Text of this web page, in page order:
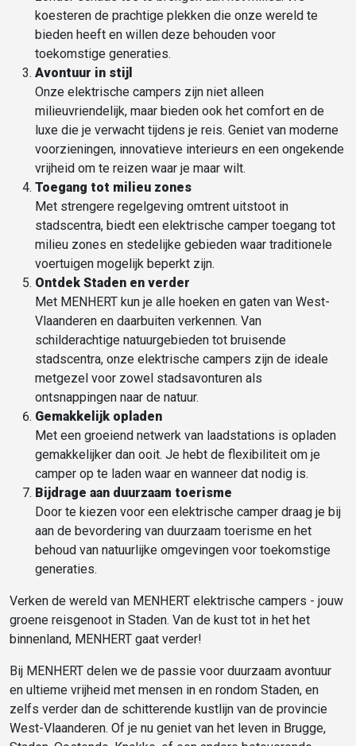
koesteren de prachtige plekken die onze wereld te
bieden heeft en willen deze behouden voor
toekomstige generaties.
Avontuur in stijl
Onze elektrische campers zijn niet alleen
milieuvriendelijk, maar bieden ook het comfort en de
luxe die je verwacht tijdens je reis. Geniet van moderne
voorzieningen, innovatieve interieurs en een ongekende
vrijheid om te reizen waar je maar wilt.
Toegang tot milieu zones
Met strengere regelgeving omtrent uitstoot in
stadscentra, biedt een elektrische camper toegang tot
milieu zones en stedelijke gebieden waar traditionele
voertuigen mogelijk beperkt zijn.
Ontdek Staden en verder
Met MENHERT kun je alle hoeken en gaten van West-
Vlaanderen en daarbuiten verkennen. Van
schilderachtige natuurgebieden tot bruisende
stadscentra, onze elektrische campers zijn de ideale
metgezel voor zowel stadsavonturen als
ontsnappingen naar de natuur.
Gemakkelijk opladen
Met een groeiend netwerk van laadstations is opladen
gemakkelijker dan ooit. Je hebt de flexibiliteit om je
camper op te laden waar en wanneer dat nodig is.
Bijdrage aan duurzaam toerisme
Door te kiezen voor een elektrische camper draag je bij
aan de bevordering van duurzaam toerisme en het
behoud van natuurlijke omgevingen voor toekomstige
generaties.
Verken de wereld van MENHERT elektrische campers - jouw
groene reisgenoot in Staden. Van de kust tot in het het
binnenland, MENHERT gaat verder!
Bij MENHERT delen we de passie voor duurzaam avontuur
en ultieme vrijheid met mensen in en rondom Staden, en
zelfs verder dan de schitterende kustlijn van de provincie
West-Vlaanderen. Of je nu geniet van het leven in Brugge,